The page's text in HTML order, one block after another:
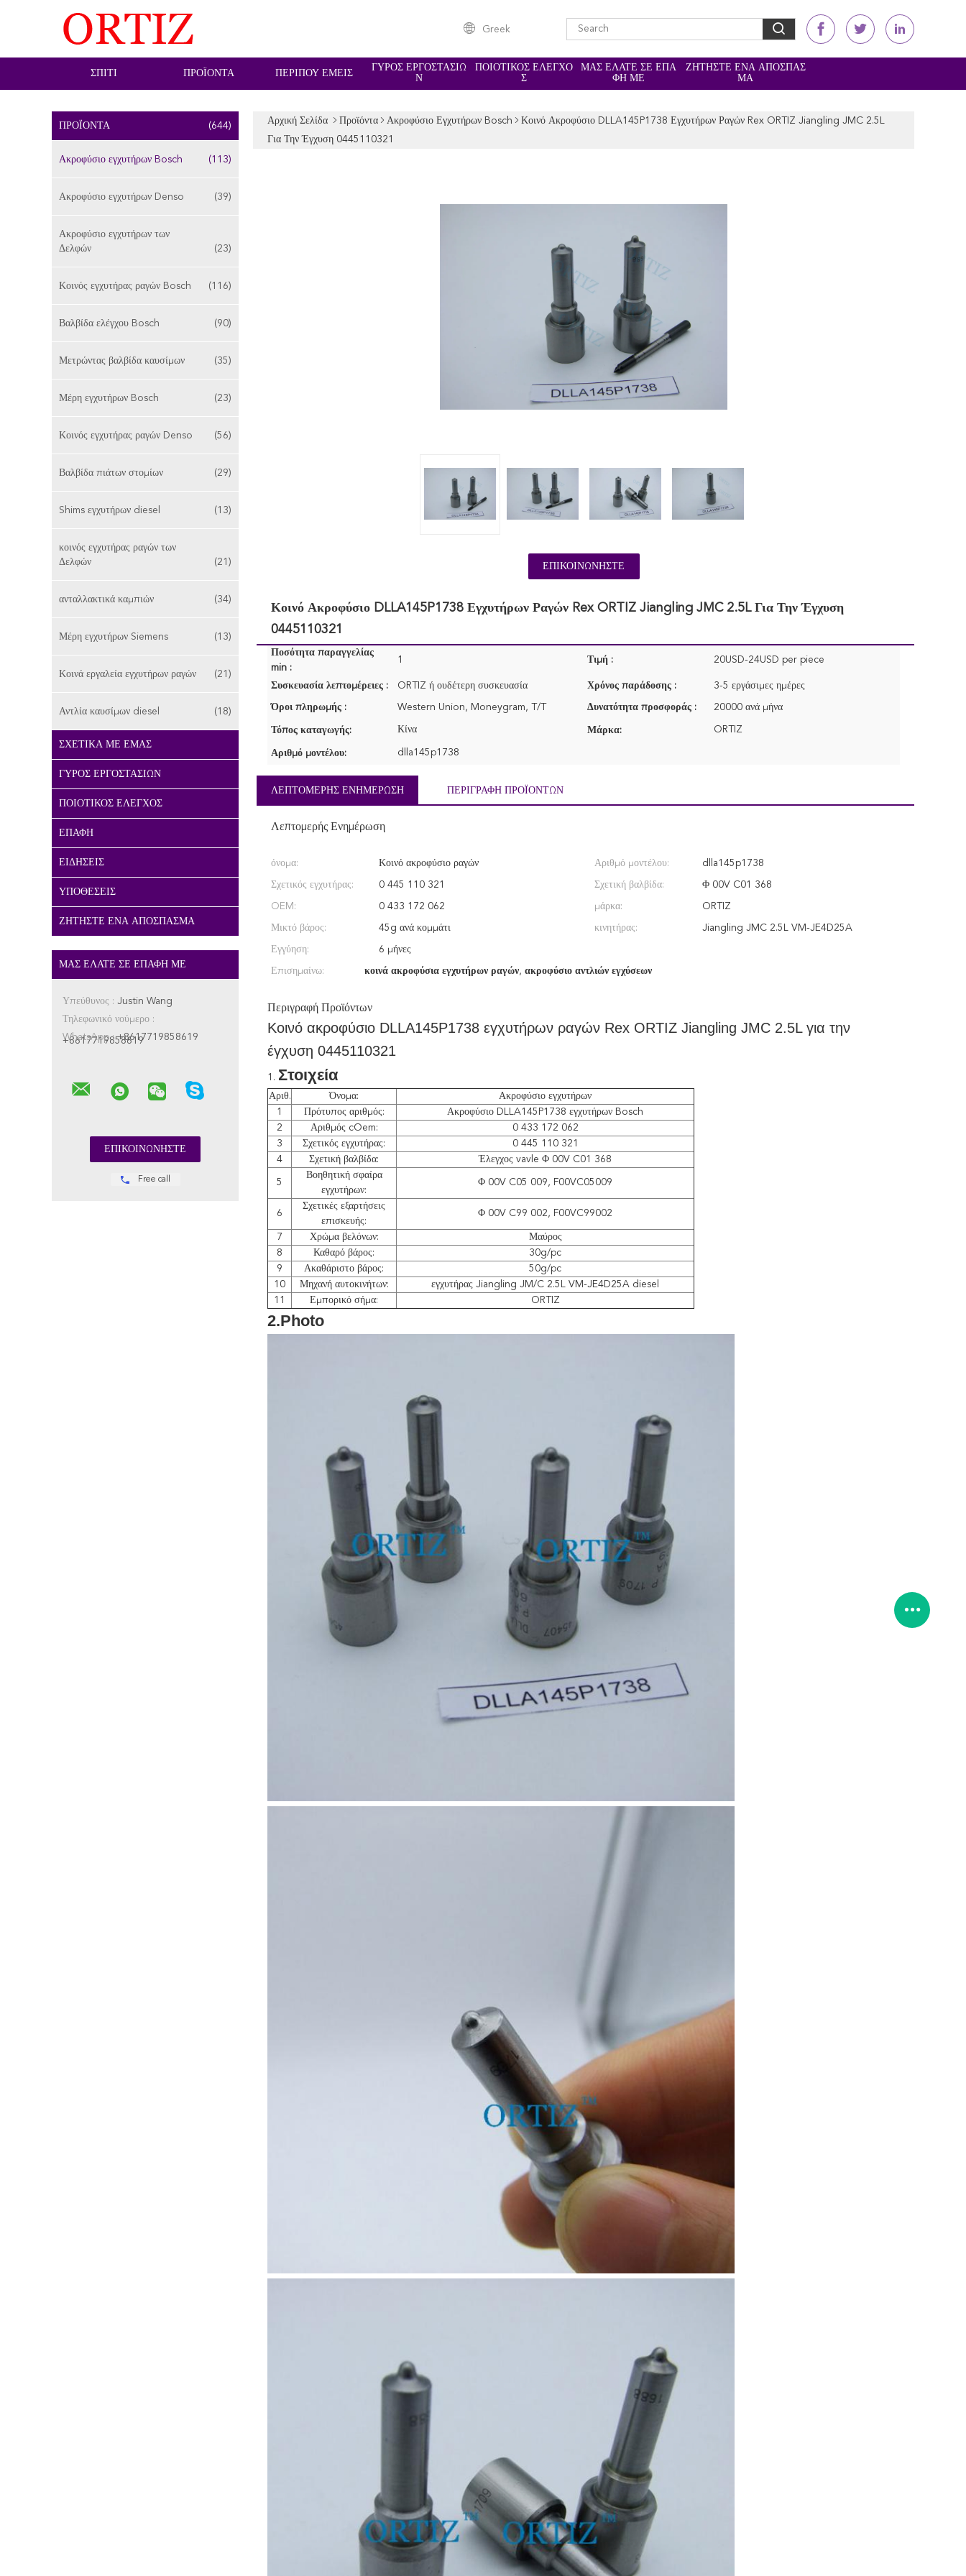
Greek
ΣΠΊΤΙ ΠΡΟΪΌΝΤΑ ΠΕΡΊΠΟΥ ΕΜΕΊΣ
ΓΎΡΟΣ ΕΡΓΟΣΤΑΣΊΩ
Ν
ΠΟΙΟΤΙΚΌΣ ΈΛΕΓΧΟ
Σ
ΜΑΣ ΕΛΆΤΕ ΣΕ ΕΠΑ
ΦΉ ΜΕ
ΖΗΤΉΣΤΕ ΈΝΑ ΑΠΌΣΠΑΣ
ΜΑ
ΠΡΟΪΌΝΤΑ (644)
Ακροφύσιο εγχυτήρων Bosch (113)
Ακροφύσιο εγχυτήρων Denso (39)
Ακροφύσιο εγχυτήρων των
Δελφών
(23)
Κοινός εγχυτήρας ραγών Bosch (116)
Βαλβίδα ελέγχου Bosch (90)
Μετρώντας βαλβίδα καυσίμων (35)
Μέρη εγχυτήρων Bosch (23)
Κοινός εγχυτήρας ραγών Denso (56)
Βαλβίδα πιάτων στομίων (29)
Shims εγχυτήρων diesel (13)
κοινός εγχυτήρας ραγών των
Δελφών
(21)
ανταλλακτικά καμπιών (34)
Μέρη εγχυτήρων Siemens (13)
Κοινά εργαλεία εγχυτήρων ραγών (21)
Αντλία καυσίμων diesel (18)
ΣΧΕΤΙΚΆ ΜΕ ΕΜΆΣ
ΓΎΡΟΣ ΕΡΓΟΣΤΑΣΊΩΝ
ΠΟΙΟΤΙΚΌΣ ΈΛΕΓΧΟΣ
ΕΠΑΦΉ
ΕΙΔΉΣΕΙΣ
ΥΠΟΘΈΣΕΙΣ
ΖΗΤΉΣΤΕ ΈΝΑ ΑΠΌΣΠΑΣΜΑ
ΜΑΣ ΕΛΆΤΕ ΣΕ ΕΠΑΦΉ ΜΕ
Υπεύθυνος : Justin Wang
Τηλεφωνικό νούμερο :
+8617719858619
WhatsApp :+8617719858619
Free call
Αρχική Σελίδα Προϊόντα Ακροφύσιο Εγχυτήρων Bosch
Κοινό Ακροφύσιο DLLA145P1738 Εγχυτήρων Ραγών Rex ORTIZ Jiangling JMC 2.5L
Για Την Έγχυση 0445110321
ΕΠΙΚΟΙΝΩΝΉΣΤΕ
Κοινό Ακροφύσιο DLLA145P1738 Εγχυτήρων Ραγών Rex ORTIZ Jiangling JMC 2.5L Για Την Έγχυση
0445110321
Ποσότητα παραγγελίας
min :
1 Τιμή : 20USD-24USD per piece
Συσκευασία λεπτομέρειες : ORTIZ ή ουδέτερη συσκευασία Χρόνος παράδοσης : 3-5 εργάσιμες ημέρες
Όροι πληρωμής : Western Union, Moneygram, T/T Δυνατότητα προσφοράς : 20000 ανά μήνα
Τόπος καταγωγής: Κίνα Μάρκα: ORTIZ
Αριθμό μοντέλου: dlla145p1738
ΛΕΠΤΟΜΕΡΉΣ ΕΝΗΜΈΡΩΣΗ ΠΕΡΙΓΡΑΦΉ ΠΡΟΪΌΝΤΩΝ
Λεπτομερής Ενημέρωση
όνομα: Κοινό ακροφύσιο ραγών Αριθμό μοντέλου: dlla145p1738
Σχετικός εγχυτήρας: 0 445 110 321 Σχετική βαλβίδα: Φ 00V C01 368
OEM: 0 433 172 062 μάρκα: ORTIZ
Μικτό βάρος: 45g ανά κομμάτι κινητήρας: Jiangling JMC 2.5L VM-JE4D25A
Εγγύηση: 6 μήνες
Επισημαίνω: κοινά ακροφύσια εγχυτήρων ραγών, ακροφύσιο αντλιών εγχύσεων
Περιγραφή Προϊόντων
Κοινό ακροφύσιο DLLA145P1738 εγχυτήρων ραγών Rex ORTIZ Jiangling JMC 2.5L για την
έγχυση 0445110321
1. Στοιχεία
Αριθ. Όνομα:
Ακροφύσιο εγχυτήρων
1
Πρότυπος αριθμός:
Ακροφύσιο DLLA145P1738 εγχυτήρων Bosch
2
Αριθμός cOem:
0 433 172 062
3
Σχετικός εγχυτήρας:
0 445 110 321
4
Σχετική βαλβίδα: Έλεγχος vavle Φ 00V C01 368
5
Βοηθητική σφαίρα
εγχυτήρων:
Φ 00V C05 009, F00VC05009
6
Σχετικές εξαρτήσεις
επισκευής:
Φ 00V C99 002, F00VC99002
7 Χρώμα βελόνων:
Μαύρος
8
Καθαρό βάρος:
30g/pc
9
Ακαθάριστο βάρος:
50g/pc
10
Μηχανή αυτοκινήτων:
εγχυτήρας Jiangling JM/C 2.5L VM-JE4D25A diesel
11
Εμπορικό σήμα: ORTIZ
2.Photo